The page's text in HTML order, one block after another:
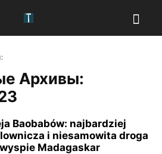
Архивы:
Baobabów: najbardziej
i niesamowita droga
Madagaskar